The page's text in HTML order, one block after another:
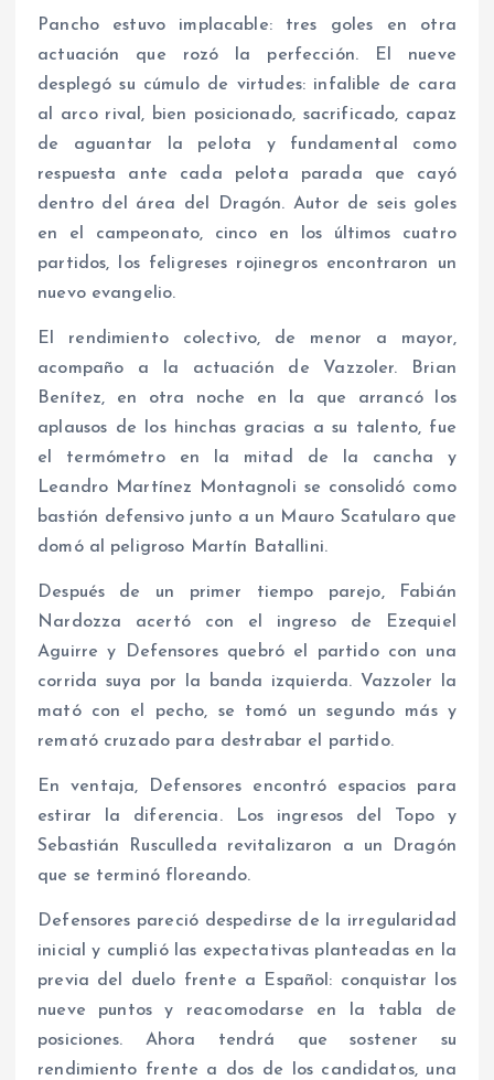
Pancho estuvo implacable: tres goles en otra
actuación que rozó la perfección. El nueve
desplegó su cúmulo de virtudes: infalible de cara
al arco rival, bien posicionado, sacrificado, capaz
de aguantar la pelota y fundamental como
respuesta ante cada pelota parada que cayó
dentro del área del Dragón. Autor de seis goles
en el campeonato, cinco en los últimos cuatro
partidos, los feligreses rojinegros encontraron un
nuevo evangelio.
El rendimiento colectivo, de menor a mayor,
acompaño a la actuación de Vazzoler. Brian
Benítez, en otra noche en la que arrancó los
aplausos de los hinchas gracias a su talento, fue
el termómetro en la mitad de la cancha y
Leandro Martínez Montagnoli se consolidó como
bastión defensivo junto a un Mauro Scatularo que
domó al peligroso Martín Batallini.
Después de un primer tiempo parejo, Fabián
Nardozza acertó con el ingreso de Ezequiel
Aguirre y Defensores quebró el partido con una
corrida suya por la banda izquierda. Vazzoler la
mató con el pecho, se tomó un segundo más y
remató cruzado para destrabar el partido.
En ventaja, Defensores encontró espacios para
estirar la diferencia. Los ingresos del Topo y
Sebastián Rusculleda revitalizaron a un Dragón
que se terminó floreando.
Defensores pareció despedirse de la irregularidad
inicial y cumplió las expectativas planteadas en la
previa del duelo frente a Español: conquistar los
nueve puntos y reacomodarse en la tabla de
posiciones. Ahora tendrá que sostener su
rendimiento frente a dos de los candidatos, una